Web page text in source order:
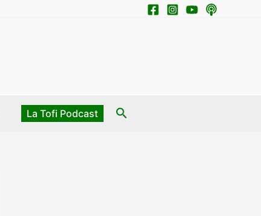
La Tofi Podcast Search